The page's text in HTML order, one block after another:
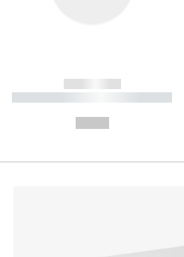
------------
----------- ----------- ----------